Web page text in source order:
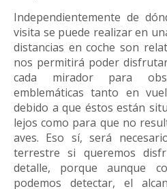
Independientemente de
visita se puede realizar en
distancias en coche son
nos permitirá poder
cada mirador para
emblemáticas tanto en
debido a que éstos están
lejos como para que no
aves. Eso sí, será
terrestre si queremos
detalle, porque aunque
podemos detectar, el